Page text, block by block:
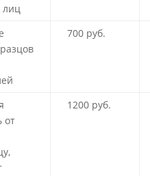
лиц
700 руб.
от
1200 руб.